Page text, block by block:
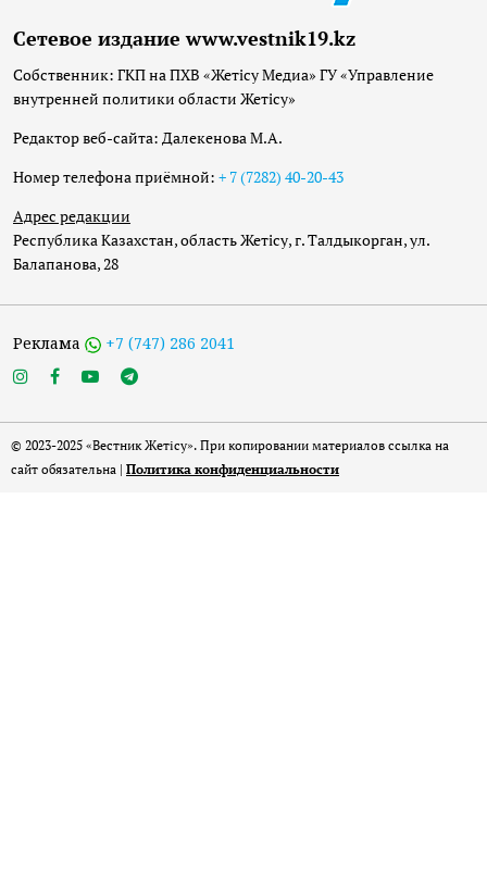
Сетевое издание www.vestnik19.kz
Собственник: ГКП на ПХВ «Жетісу Медиа» ГУ «Управление
внутренней политики области Жетісу»
Редактор веб-сайта: Далекенова М.А.
Номер телефона приёмной: + 7 (7282) 40-20-43
Адрес редакции
Республика Казахстан, область Жетісу, г. Талдыкорган, ул.
Балапанова, 28
Реклама +7 (747) 286 2041
© 2023-2025 «Вестник Жетісу». При копировании материалов ссылка на
сайт обязательна | Политика конфиденциальности